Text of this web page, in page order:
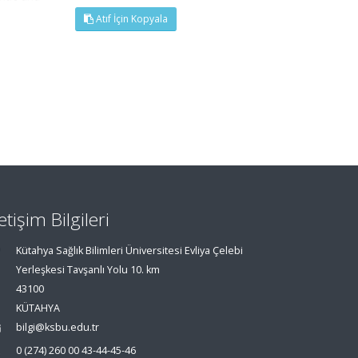
Atıf İçin Kopyala
Bilgileri
Kütahya Sağlık Bilimleri Üniversitesi Evliya Çelebi
Yerleşkesi Tavşanlı Yolu 10. km
43100
KÜTAHYA
bilgi@ksbu.edu.tr
0 (274) 260 00 43-44-45-46